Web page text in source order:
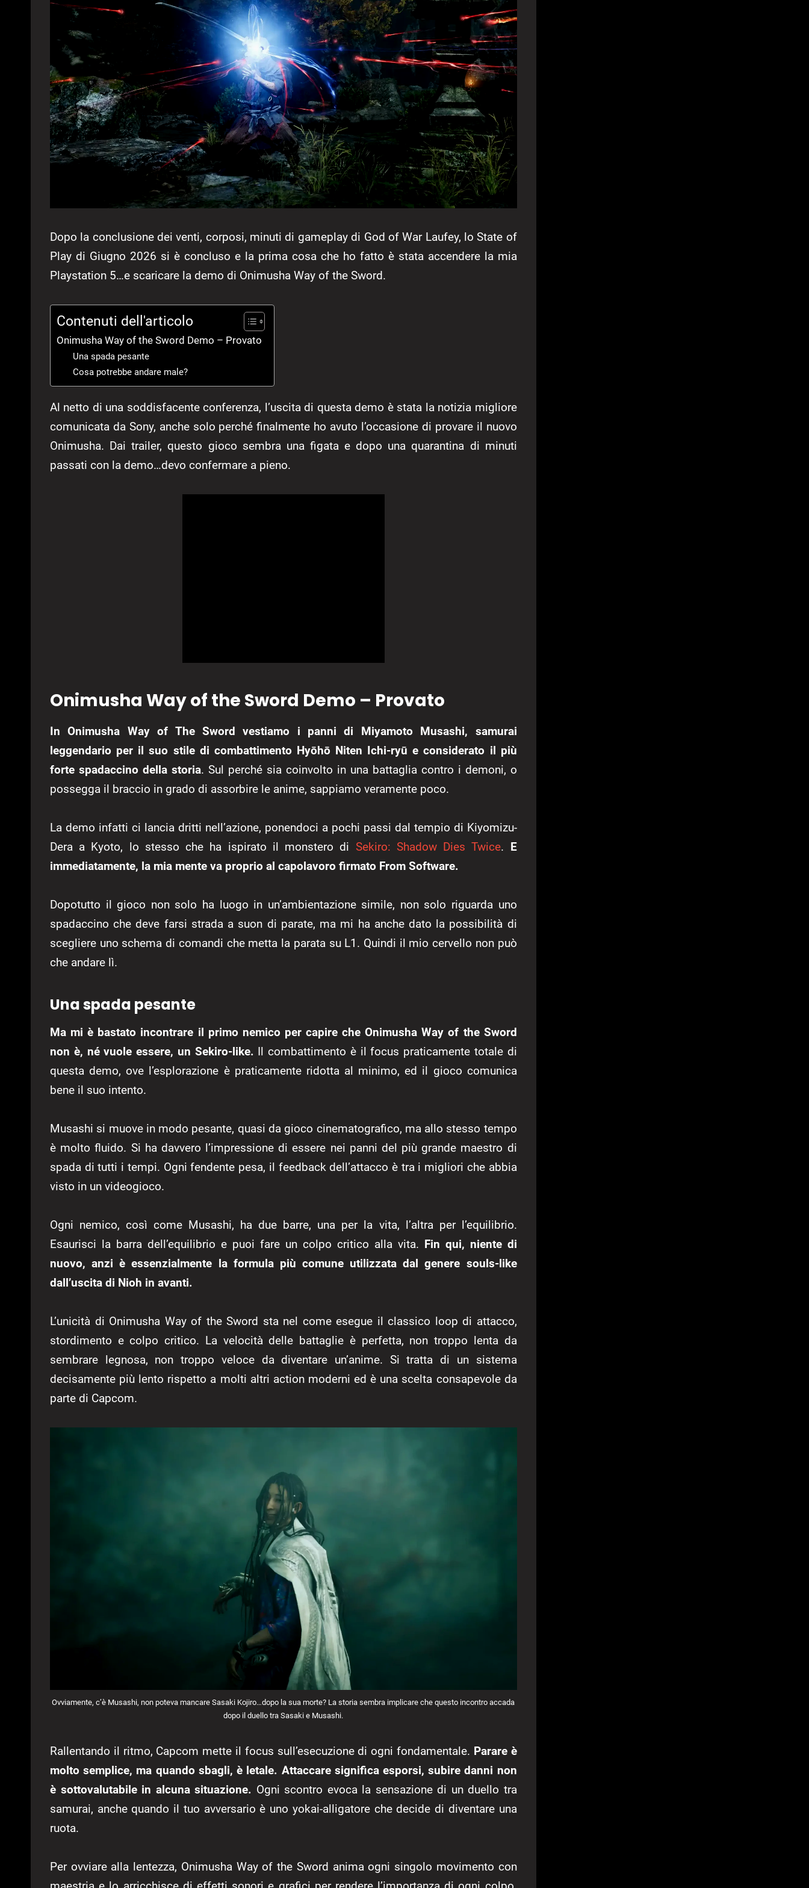
Dopo la conclusione dei venti, corposi, minuti di gameplay di God of War Laufey, lo State of
Play di Giugno 2026 si è concluso e la prima cosa che ho fatto è stata accendere la mia
Playstation 5…e scaricare la demo di Onimusha Way of the Sword.
Contenuti dell'articolo
Onimusha Way of the Sword Demo – Provato
Una spada pesante
Cosa potrebbe andare male?
Al netto di una soddisfacente conferenza, l’uscita di questa demo è stata la notizia migliore
comunicata da Sony, anche solo perché finalmente ho avuto l’occasione di provare il nuovo
Onimusha. Dai trailer, questo gioco sembra una figata e dopo una quarantina di minuti
passati con la demo…devo confermare a pieno.
Onimusha Way of the Sword Demo – Provato
In Onimusha Way of The Sword vestiamo i panni di Miyamoto Musashi, samurai
leggendario per il suo stile di combattimento Hyōhō Niten Ichi-ryū e considerato il più
forte spadaccino della storia. Sul perché sia coinvolto in una battaglia contro i demoni, o
possegga il braccio in grado di assorbire le anime, sappiamo veramente poco.
La demo infatti ci lancia dritti nell’azione, ponendoci a pochi passi dal tempio di Kiyomizu-
Dera a Kyoto, lo stesso che ha ispirato il monstero di Sekiro: Shadow Dies Twice. E
immediatamente, la mia mente va proprio al capolavoro firmato From Software.
Dopotutto il gioco non solo ha luogo in un’ambientazione simile, non solo riguarda uno
spadaccino che deve farsi strada a suon di parate, ma mi ha anche dato la possibilità di
scegliere uno schema di comandi che metta la parata su L1. Quindi il mio cervello non può
che andare lì.
Una spada pesante
Ma mi è bastato incontrare il primo nemico per capire che Onimusha Way of the Sword
non è, né vuole essere, un Sekiro-like. Il combattimento è il focus praticamente totale di
questa demo, ove l’esplorazione è praticamente ridotta al minimo, ed il gioco comunica
bene il suo intento.
Musashi si muove in modo pesante, quasi da gioco cinematografico, ma allo stesso tempo
è molto fluido. Si ha davvero l’impressione di essere nei panni del più grande maestro di
spada di tutti i tempi. Ogni fendente pesa, il feedback dell’attacco è tra i migliori che abbia
visto in un videogioco.
Ogni nemico, così come Musashi, ha due barre, una per la vita, l’altra per l’equilibrio.
Esaurisci la barra dell’equilibrio e puoi fare un colpo critico alla vita. Fin qui, niente di
nuovo, anzi è essenzialmente la formula più comune utilizzata dal genere souls-like
dall’uscita di Nioh in avanti.
L’unicità di Onimusha Way of the Sword sta nel come esegue il classico loop di attacco,
stordimento e colpo critico. La velocità delle battaglie è perfetta, non troppo lenta da
sembrare legnosa, non troppo veloce da diventare un’anime. Si tratta di un sistema
decisamente più lento rispetto a molti altri action moderni ed è una scelta consapevole da
parte di Capcom.
Ovviamente, c’è Musashi, non poteva mancare Sasaki Kojiro…dopo la sua morte? La storia sembra implicare che questo incontro accada
dopo il duello tra Sasaki e Musashi.
Rallentando il ritmo, Capcom mette il focus sull’esecuzione di ogni fondamentale. Parare è
molto semplice, ma quando sbagli, è letale. Attaccare significa esporsi, subire danni non
è sottovalutabile in alcuna situazione. Ogni scontro evoca la sensazione di un duello tra
samurai, anche quando il tuo avversario è uno yokai-alligatore che decide di diventare una
ruota.
Per ovviare alla lentezza, Onimusha Way of the Sword anima ogni singolo movimento con